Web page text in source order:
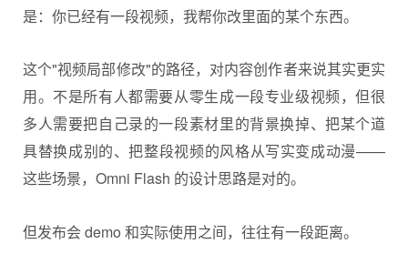
是：你已经有一段视频，我帮你改里面的某个东西。
这个"视频局部修改"的路径，对内容创作者来说其实更实
用。不是所有人都需要从零生成一段专业级视频，但很
多人需要把自己录的一段素材里的背景换掉、把某个道
具替换成别的、把整段视频的风格从写实变成动漫——
这些场景，Omni Flash 的设计思路是对的。
但发布会 demo 和实际使用之间，往往有一段距离。